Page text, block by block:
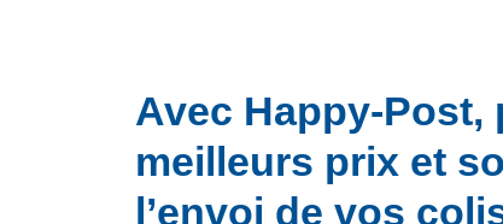
Avec Happy-Post,
meilleurs prix et
l’envoi de vos